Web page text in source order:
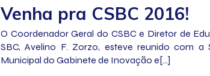
Venha pra CSBC 2016!
O Coordenador Geral do CSBC e Diretor de
SBC, Avelino F. Zorzo, esteve reunido com a
Municipal do Gabinete de Inovação e[…]